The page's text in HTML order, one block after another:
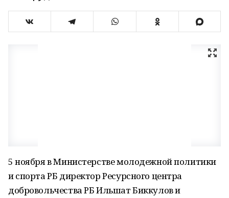
5 ноября в Министерстве молодежной политики
и спорта РБ директор Ресурсного центра
добровольчества РБ Ильшат Биккулов и